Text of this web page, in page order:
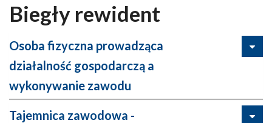
Biegły rewident
Osoba fizyczna prowadząca
działalność gospodarczą a
wykonywanie zawodu
Tajemnica zawodowa -